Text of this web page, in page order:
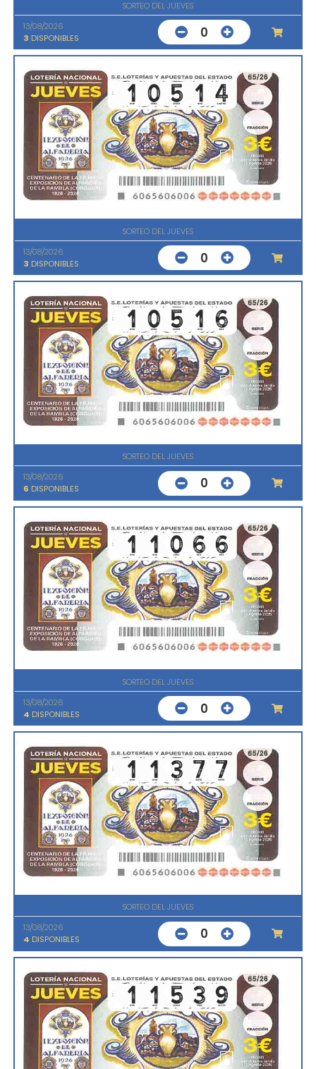
SORTEO DEL JUEVES
13/08/2026
3 DISPONIBLES 0
SORTEO DEL JUEVES
13/08/2026
3 DISPONIBLES 0
SORTEO DEL JUEVES
13/08/2026
6 DISPONIBLES 0
SORTEO DEL JUEVES
13/08/2026
4 DISPONIBLES 0
SORTEO DEL JUEVES
13/08/2026
4 DISPONIBLES 0